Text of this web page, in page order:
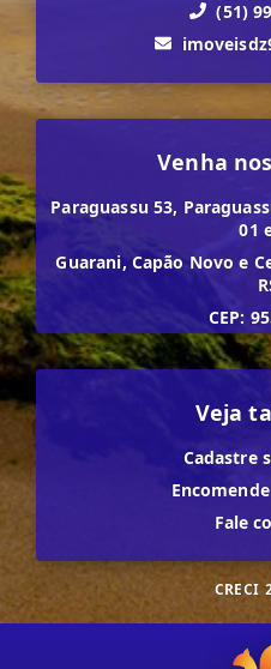
(51)
Venha
Paraguassu 53,
01
Guarani, Capão Novo e
CEP:
Veja
Cadastre
Fale
CRECI